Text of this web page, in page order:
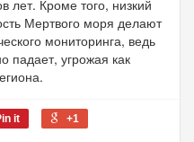
лет. Кроме того, низкий
Мертвого моря делают
мониторинга, ведь
падает, угрожая как
it +1